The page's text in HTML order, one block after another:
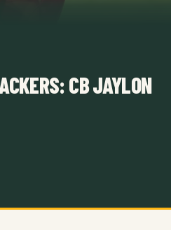
CB JAYLON